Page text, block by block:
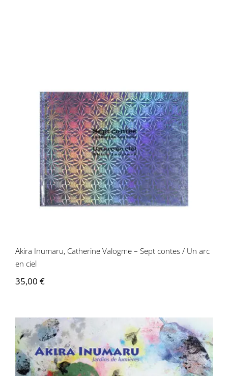
Akira Inumaru, Catherine Valogme –
Sept contes / Un arc en ciel
Akira Inumaru, Catherine Valogme – Sept contes / Un arc
en ciel
35,00 €